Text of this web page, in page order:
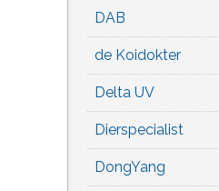
DAB
de Koidokter
Delta UV
Dierspecialist
DongYang